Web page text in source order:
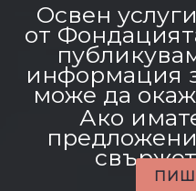
Освен
от
информация
може да
Ако